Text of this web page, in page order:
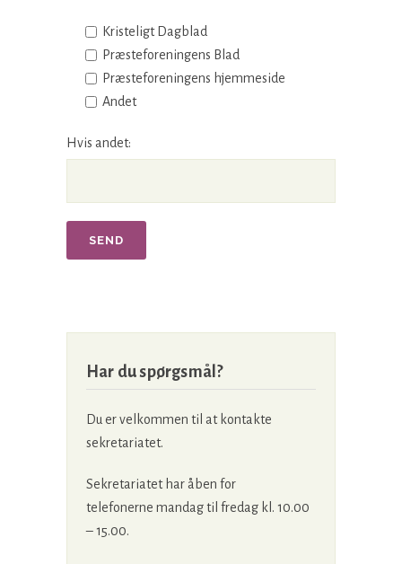
Kristeligt Dagblad
Præsteforeningens Blad
Præsteforeningens hjemmeside
Andet
Hvis andet:
Har du spørgsmål?
Du er velkommen til at kontakte
sekretariatet.
Sekretariatet har åben for
telefonerne mandag til fredag kl. 10.00
– 15.00.